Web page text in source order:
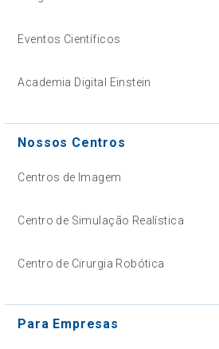
Eventos Científicos
Academia Digital Einstein
Nossos Centros
Centros de Imagem
Centro de Simulação Realística
Centro de Cirurgia Robótica
Para Empresas